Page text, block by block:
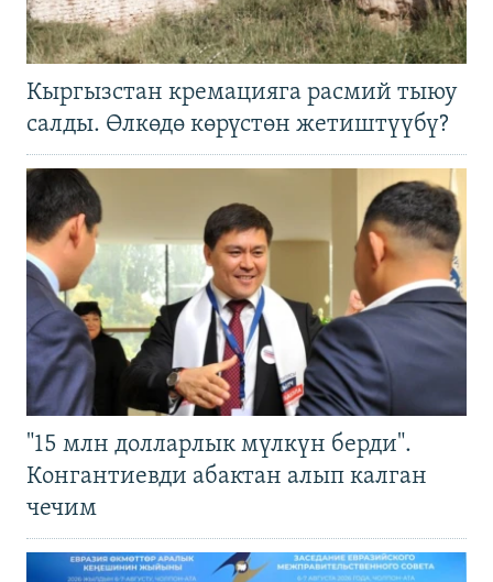
Кыргызстан кремацияга расмий тыюу
салды. Өлкөдө көрүстөн жетиштүүбү?
"15 млн долларлык мүлкүн берди".
Конгантиевди абактан алып калган
чечим